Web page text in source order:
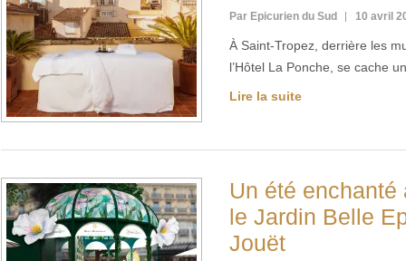
Par Epicurien du Sud 10 avril
À Saint-Tropez, derrière les
l’Hôtel La Ponche, se cache
Lire la suite
Un été
le Jardin Belle
Jouët